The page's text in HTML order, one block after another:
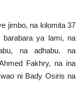
jimbo, na kilomita 37
ya lami, na
na adhabu. na
Fakhry, na ina
ni Bady Osiris na